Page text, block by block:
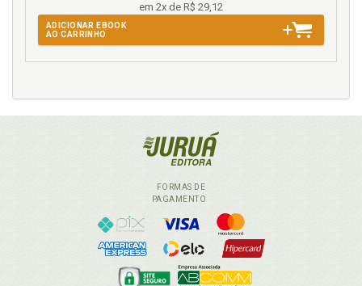
em 2x de R$ 29,12
ADICIONAR EBOOK
AO CARRINHO
FORMAS DE
PAGAMENTO